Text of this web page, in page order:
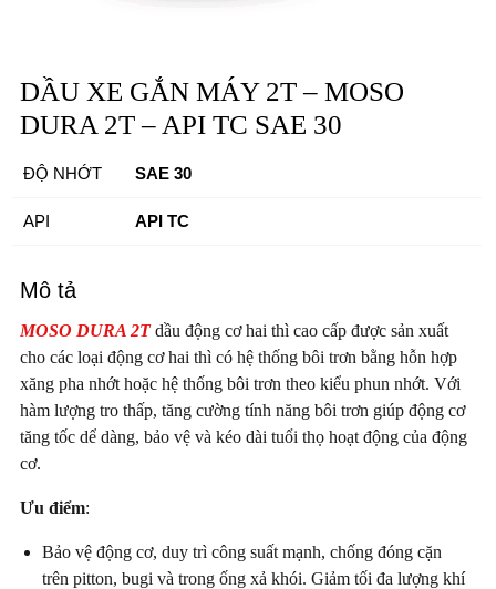
DẦU XE GẮN MÁY 2T – MOSO
DURA 2T – API TC SAE 30
ĐỘ NHỚT SAE 30
API API TC
Mô tả
MOSO DURA 2Tdầu động cơ hai thì cao cấp được sản xuất
cho các loại động cơ hai thì có hệ thống bôi trơn bằng hỗn hợp
xăng pha nhớt hoặc hệ thống bôi trơn theo kiểu phun nhớt. Với
hàm lượng tro thấp, tăng cường tính năng bôi trơn giúp động cơ
tăng tốc dể dàng, bảo vệ và kéo dài tuổi thọ hoạt động của động
cơ.
Ưu điểm:
Bảo vệ động cơ, duy trì công suất mạnh, chống đóng cặn
trên pitton, bugi và trong ống xả khói. Giảm tối đa lượng khí